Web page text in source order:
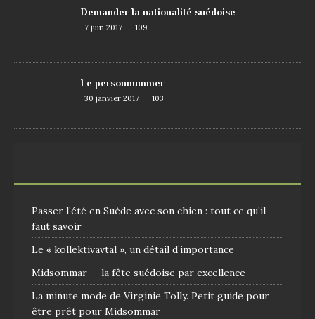
Demander la nationalité suédoise
7 juin 2017 109
Le personnummer
30 janvier 2017 103
Passer l’été en Suède avec son chien : tout ce qu’il
faut savoir
Le « kollektivavtal », un détail d’importance
Midsommar — la fête suédoise par excellence
La minute mode de Virginie Tolly. Petit guide pour
être prêt pour Midsommar